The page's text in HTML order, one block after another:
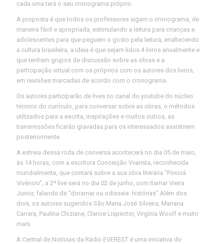
cada uma terá o seu cronograma próprio.
A proposta é que todos os professores sigam o cronograma, de
maneira fácil e apropriada, estimulando a leitura para crianças e
adolescentes para que peguem o gosto pela leitura, enaltecendo
a cultura brasileira, a ideia é que sejam lidos 4 livros anualmente e
que tenham grupos de discussão sobre as obras e a
participação virtual com os próprios com os autores dos livros,
em reuniões marcadas de acordo com o cronograma.
Os autores participarão de lives no canal do youtube do núcleo
técnico do currículo, para conversar sobre as obras, o métodos
utilizados para a escrita, inspirações e muitos outros, as
transmissões ficarão gravadas para os interessados assistirem
posteriormente.
A estreia dessa roda de conversa acontecerá no dia 05 de maio,
às 14 horas, com a escritora Conceição Vvarista, reconhecida
mundialmente, que contará sobre a sua obra literária “Ponciá
Vivêncio”, a 2ª live será no dia 02 de junho, com Itamar Vieira
Junior, falando de “doramar ou odisseia: histórias”.Além dos
dois, os autores sugeridos São Maria José Silveira, Mariana
Carrara, Paulina Chiziane, Clarice Lispector, Virgínia Woolf e muito
mais.
A Central de Notícias da Rádio EVEREST é uma iniciativa do